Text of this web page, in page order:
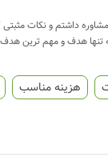
داشتم و نکات
هدف و مهم ترین
هزینه مناسب